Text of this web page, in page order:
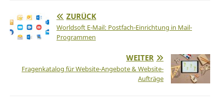
ZURÜCK
Worldsoft E-Mail: Postfach-Einrichtung in Mail-
Programmen
WEITER
Fragenkatalog für Website-Angebote & Website-
Aufträge